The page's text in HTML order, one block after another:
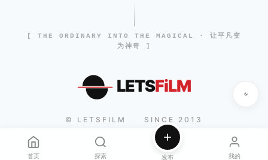
[ THE ORDINARY INTO THE MAGICAL · 让平凡变
为神奇 ]
LETSFiLM
© LETSFILM SINCE 2013
首页 探索 发布 我的